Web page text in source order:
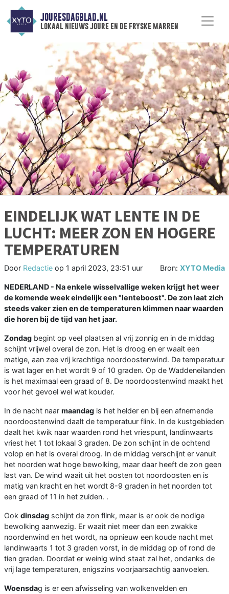
JOURESDAGBLAD.NL
lokaal nieuws joure en de fryske marren
EINDELIJK WAT LENTE IN DE
LUCHT: MEER ZON EN HOGERE
TEMPERATUREN
Door Redactie op 1 april 2023, 23:51 uur Bron: XYTO Media
NEDERLAND - Na enkele wisselvallige weken krijgt het weer
de komende week eindelijk een "lenteboost". De zon laat zich
steeds vaker zien en de temperaturen klimmen naar waarden
die horen bij de tijd van het jaar.
Zondag begint op veel plaatsen al vrij zonnig en in de middag
schijnt vrijwel overal de zon. Het is droog en er waait een
matige, aan zee vrij krachtige noordoostenwind. De temperatuur
is wat lager en het wordt 9 of 10 graden. Op de Waddeneilanden
is het maximaal een graad of 8. De noordoostenwind maakt het
voor het gevoel wel wat kouder.
In de nacht naar maandag is het helder en bij een afnemende
noordoostenwind daalt de temperatuur flink. In de kustgebieden
daalt het kwik naar waarden rond het vriespunt, landinwaarts
vriest het 1 tot lokaal 3 graden. De zon schijnt in de ochtend
volop en het is overal droog. In de middag verschijnt er vanuit
het noorden wat hoge bewolking, maar daar heeft de zon geen
last van. De wind waait uit het oosten tot noordoosten en is
matig van kracht en het wordt 8-9 graden in het noorden tot
een graad of 11 in het zuiden. .
Ook dinsdag schijnt de zon flink, maar is er ook de nodige
bewolking aanwezig. Er waait niet meer dan een zwakke
noordenwind en het wordt, na opnieuw een koude nacht met
landinwaarts 1 tot 3 graden vorst, in de middag op of rond de
tien graden. Doordat er weinig wind staat zal het, ondanks de
vrij lage temperaturen, enigszins voorjaarsachtig aanvoelen.
Woensdag is er een afwisseling van wolkenvelden en